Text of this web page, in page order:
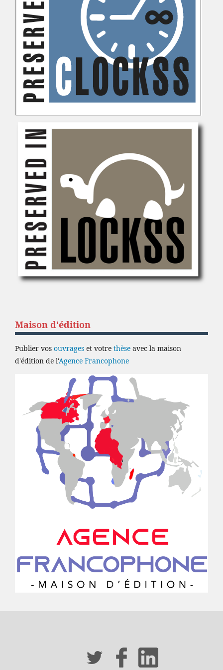
Maison d'édition
Publier vos ouvrages et votre thèse avec la maison
d'édition de l'Agence Francophone